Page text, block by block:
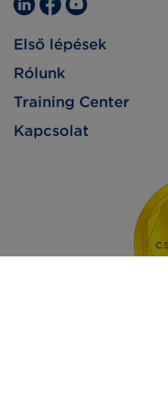
Első lépések
Rólunk
Training Center
Kapcsolat